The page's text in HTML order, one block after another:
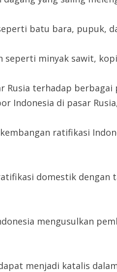
batu bara, pupuk,
minyak sawit,
Rusia terhadap
Indonesia di pasar
ratifikasi
domestik
mengusulkan
menjadi katalis